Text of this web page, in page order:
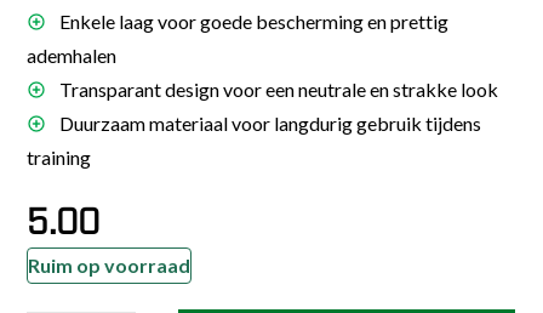
Enkele laag voor goede bescherming en prettig
ademhalen
Transparant design voor een neutrale en strakke look
Duurzaam materiaal voor langdurig gebruik tijdens
training
5.00
Ruim op voorraad